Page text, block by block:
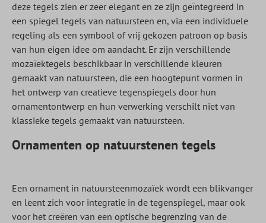
deze tegels zien er zeer elegant en ze zijn geïntegreerd in
een spiegel tegels van natuursteen en, via een individuele
regeling als een symbool of vrij gekozen patroon op basis
van hun eigen idee om aandacht. Er zijn verschillende
mozaïektegels beschikbaar in verschillende kleuren
gemaakt van natuursteen, die een hoogtepunt vormen in
het ontwerp van creatieve tegenspiegels door hun
ornamentontwerp en hun verwerking verschilt niet van
klassieke tegels gemaakt van natuursteen.
Ornamenten op natuurstenen tegels
Een ornament in natuursteenmozaïek wordt een blikvanger
en leent zich voor integratie in de tegenspiegel, maar ook
voor het creëren van een optische begrenzing van de